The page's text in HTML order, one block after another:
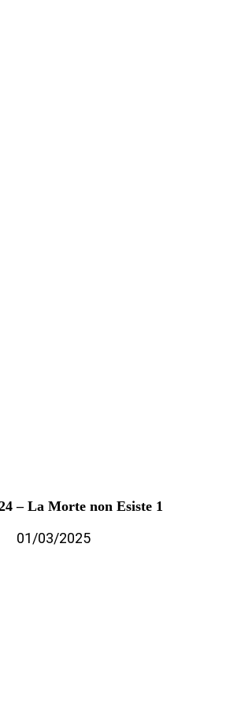
– La Morte non Esiste 1
01/03/2025